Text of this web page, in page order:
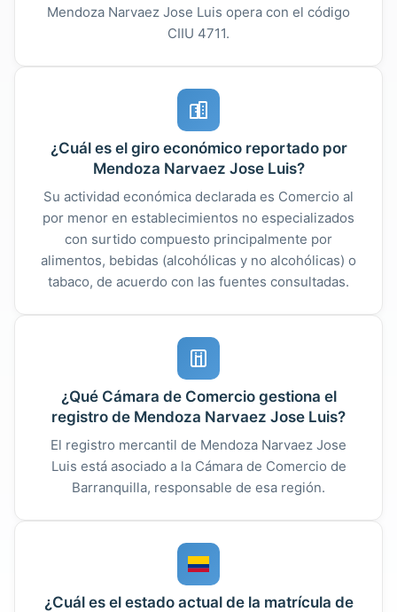
Mendoza Narvaez Jose Luis opera con el código
CIIU 4711.
¿Cuál es el giro económico reportado por
Mendoza Narvaez Jose Luis?
Su actividad económica declarada es Comercio al
por menor en establecimientos no especializados
con surtido compuesto principalmente por
alimentos, bebidas (alcohólicas y no alcohólicas) o
tabaco, de acuerdo con las fuentes consultadas.
¿Qué Cámara de Comercio gestiona el
registro de Mendoza Narvaez Jose Luis?
El registro mercantil de Mendoza Narvaez Jose
Luis está asociado a la Cámara de Comercio de
Barranquilla, responsable de esa región.
¿Cuál es el estado actual de la matrícula de